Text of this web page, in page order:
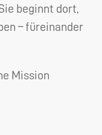
beginnt dort,
– füreinander
Mission